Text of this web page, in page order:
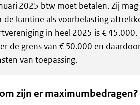
2025 btw moet betalen. Zij
de kantine als voorbelasting
in heel 2025 is €
de grens van € 50.000 en
van toepassing.
zijn er maximumbedragen?